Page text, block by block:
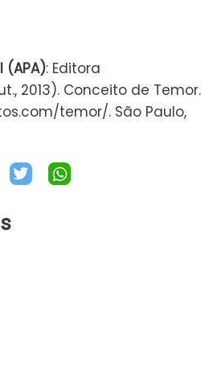
(APA): Editora
2013). Conceito de Temor.
temor/. São Paulo,